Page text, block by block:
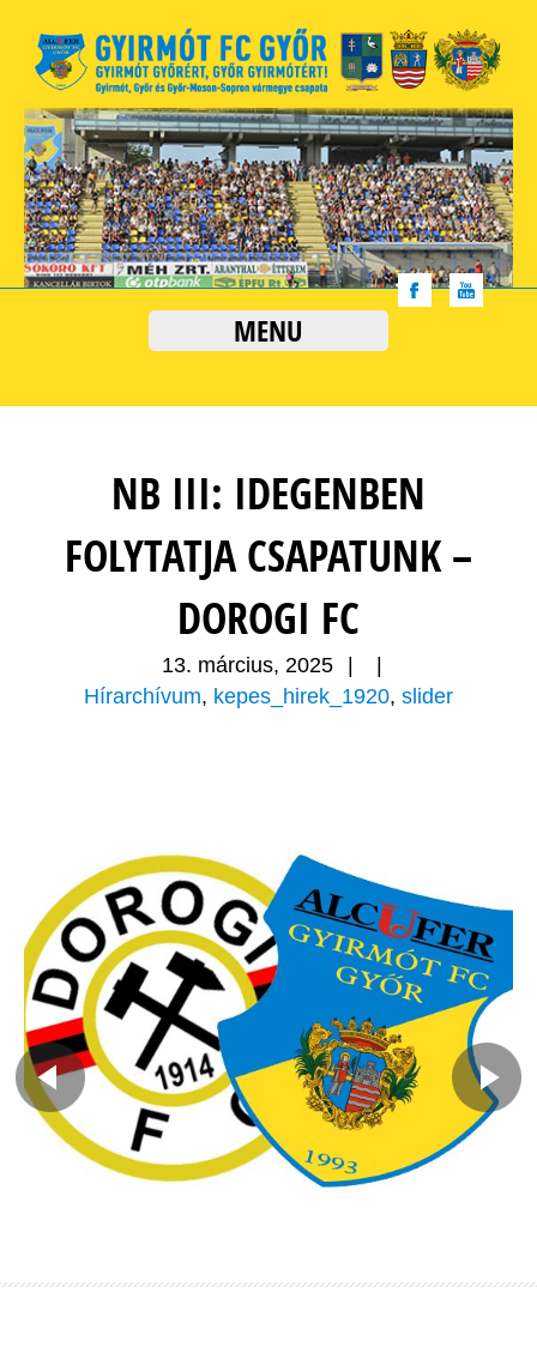
MENU
NB III: IDEGENBEN
FOLYTATJA CSAPATUNK –
DOROGI FC
13. március, 2025
Hírarchívum, kepes_hirek_1920, slider